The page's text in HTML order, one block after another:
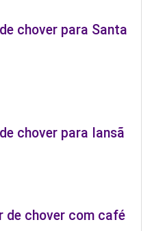
chover para Santa
chover para Iansã
de chover com café